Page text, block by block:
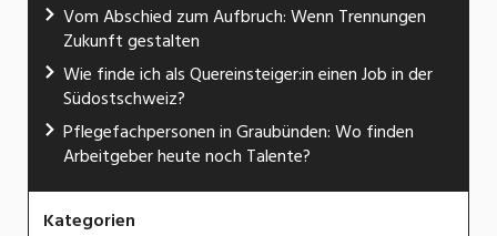
Vom Abschied zum Aufbruch: Wenn Trennungen
Zukunft gestalten
Wie finde ich als Quereinsteiger:in einen Job in der
Südostschweiz?
Pflegefachpersonen in Graubünden: Wo finden
Arbeitgeber heute noch Talente?
Kategorien